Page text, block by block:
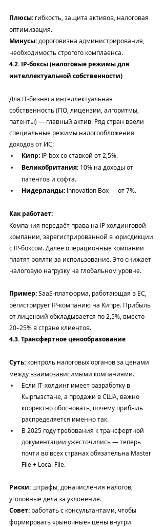
Плюсы: гибкость, защита активов, налоговая
оптимизация.
Минусы: дороговизна администрирования,
необходимость строгого комплаенса.
4.2. IP-боксы (налоговые режимы для
интеллектуальной собственности)
Для IT-бизнеса интеллектуальная
собственность (ПО, лицензии, алгоритмы,
патенты) — главный актив. Ряд стран ввели
специальные режимы налогообложения
доходов от ИС:
Кипр: IP-box со ставкой от 2,5%.
Великобритания: 10% на доходы от
патентов и софта.
Нидерланды: Innovation Box — от 7%.
Как работает:
Компания передаёт права на IP холдинговой
компании, зарегистрированной в юрисдикции
с IP-боксом. Далее операционные компании
платят роялти за использование. Это снижает
налоговую нагрузку на глобальном уровне.
Пример: SaaS-платформа, работающая в ЕС,
регистрирует IP-компанию на Кипре. Прибыль
от лицензий обкладывается по 2,5%, вместо
20–25% в стране клиентов.
4.3. Трансфертное ценообразование
Суть: контроль налоговых органов за ценами
между взаимозависимыми компаниями.
Если IT-холдинг имеет разработку в
Кыргызстане, а продажи в США, важно
корректно обосновать, почему прибыль
распределяется именно так.
В 2025 году требования к трансфертной
документации ужесточились — теперь
почти во всех странах обязательна Master
File + Local File.
Риски: штрафы, доначисления налогов,
уголовные дела за уклонение.
Совет: работать с консультантами, чтобы
формировать «рыночные» цены внутри